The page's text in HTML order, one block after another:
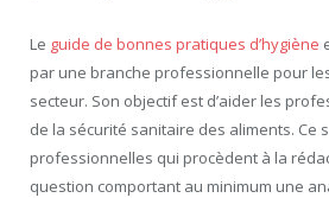
Le guide de bonnes pratiques d’hygiène
par une branche professionnelle pour
secteur. Son objectif est d’aider les
de la sécurité sanitaire des aliments. Ce
professionnelles qui procèdent à la
question comportant au minimum une